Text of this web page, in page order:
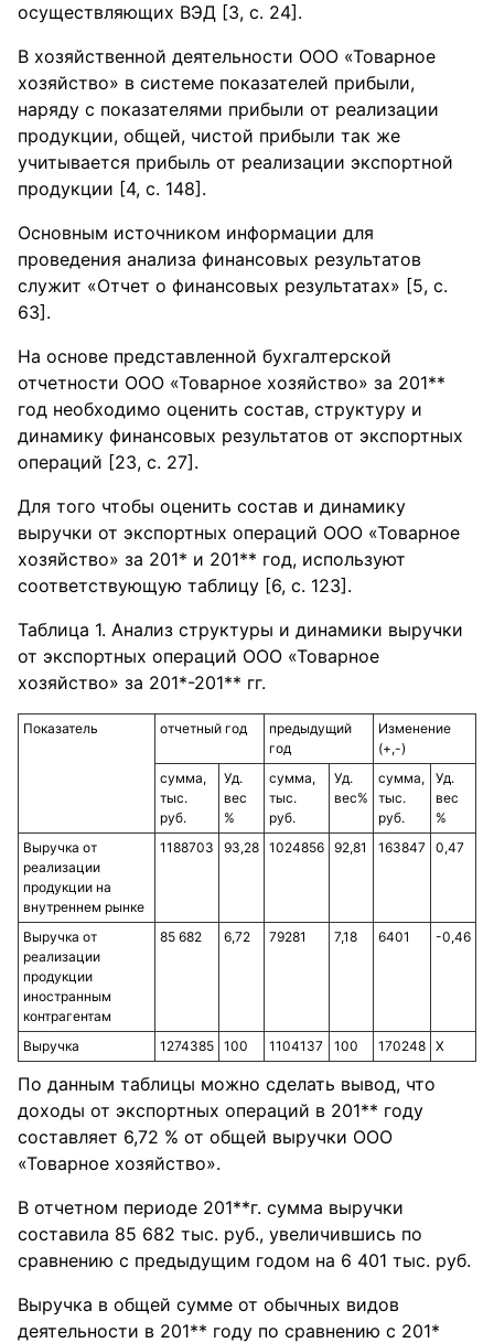
осуществляющих ВЭД [3, с. 24].
В хозяйственной деятельности ООО «Товарное
хозяйство» в системе показателей прибыли,
наряду с показателями прибыли от реализации
продукции, общей, чистой прибыли так же
учитывается прибыль от реализации экспортной
продукции [4, с. 148].
Основным источником информации для
проведения анализа финансовых результатов
служит «Отчет о финансовых результатах» [5, с.
63].
На основе представленной бухгалтерской
отчетности ООО «Товарное хозяйство» за 201**
год необходимо оценить состав, структуру и
динамику финансовых результатов от экспортных
операций [23, с. 27].
Для того чтобы оценить состав и динамику
выручки от экспортных операций ООО «Товарное
хозяйство» за 201* и 201** год, используют
соответствующую таблицу [6, с. 123].
Таблица 1. Анализ структуры и динамики выручки
от экспортных операций ООО «Товарное
хозяйство» за 201*-201** гг.
Показатель отчетный год
предыдущий
год
Изменение
(+,-)
сумма,
тыс.
руб.
Уд.
вес
%
сумма,
тыс.
руб.
Уд.
вес%
сумма,
тыс.
руб.
Уд.
вес
%
Выручка от
реализации
продукции на
внутреннем рынке
1188703 93,28 1024856 92,81 163847 0,47
Выручка от
реализации
продукции
иностранным
контрагентам
85 682 6,72 79281 7,18 6401 -0,46
Выручка 1274385 100 1104137 100 170248 Х
По данным таблицы можно сделать вывод, что
доходы от экспортных операций в 201** году
составляет 6,72 % от общей выручки ООО
«Товарное хозяйство».
В отчетном периоде 201**г. сумма выручки
составила 85 682 тыс. руб., увеличившись по
сравнению с предыдущим годом на 6 401 тыс. руб.
Выручка в общей сумме от обычных видов
деятельности в 201** году по сравнению с 201*